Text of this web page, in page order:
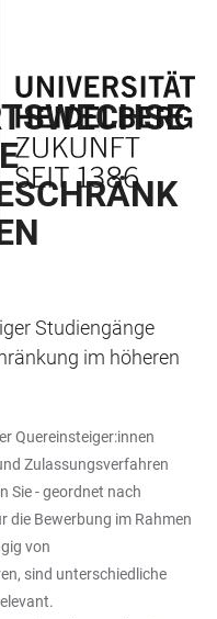
Studiengänge
im höheren
Quereinsteiger:innen
Zulassungsverfahren
Sie - geordnet nach
Bewerbung im Rahmen
von
sind unterschiedliche